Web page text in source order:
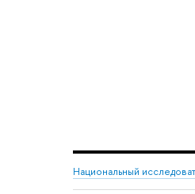
Национальный